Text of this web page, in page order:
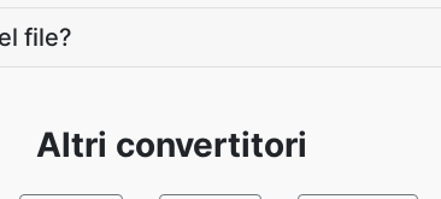
file?
Altri convertitori